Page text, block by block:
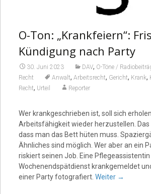
O-Ton: „Krankfeiern“:
Kündigung nach Party
30. Juni 2023 DAV, O-Töne /
Recht Anwalt, Arbeitsrecht, Gericht, Krank,
Recht, Urteil Reporter
Wer krankgeschrieben ist, soll sich
Arbeitsfähigkeit wieder herzustellen.
dass man das Bett hüten muss.
Ähnliches sind möglich. Wer aber an ein
riskiert seinen Job. Eine
Wochenendspätdienst krankgemeldet
einer Party fotografiert. Weiter →